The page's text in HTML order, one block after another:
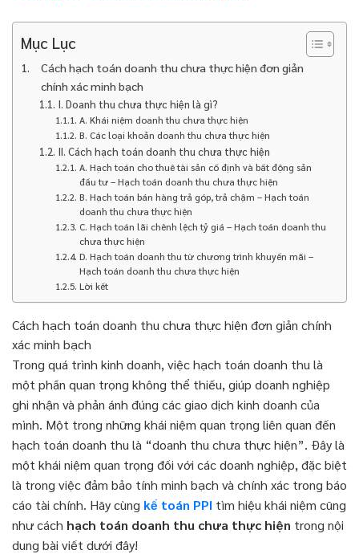
Mục Lục
Cách hạch toán doanh thu chưa thực hiện đơn giản
chính xác minh bạch
I. Doanh thu chưa thực hiện là gì?
A. Khái niệm doanh thu chưa thực hiện
B. Các loại khoản doanh thu chưa thực hiện
II. Cách hạch toán doanh thu chưa thực hiện
A. Hạch toán cho thuê tài sản cố định và bất động sản
đầu tư – Hạch toán doanh thu chưa thực hiện
B. Hạch toán bán hàng trả góp, trả chậm – Hạch toán
doanh thu chưa thực hiện
C. Hạch toán lãi chênh lệch tỷ giá – Hạch toán doanh thu
chưa thực hiện
D. Hạch toán doanh thu từ chương trình khuyến mãi –
Hạch toán doanh thu chưa thực hiện
Lời kết
Cách hạch toán doanh thu chưa thực hiện đơn giản chính
xác minh bạch
Trong quá trình kinh doanh, việc hạch toán doanh thu là
một phần quan trọng không thể thiếu, giúp doanh nghiệp
ghi nhận và phản ánh đúng các giao dịch kinh doanh của
mình. Một trong những khái niệm quan trọng liên quan đến
hạch toán doanh thu là “doanh thu chưa thực hiện”. Đây là
một khái niệm quan trọng đối với các doanh nghiệp, đặc biệt
là trong việc đảm bảo tính minh bạch và chính xác trong báo
cáo tài chính. Hãy cùng kế toán PPI tìm hiệu khái niệm cũng
như cách hạch toán doanh thu chưa thực hiện trong nội
dung bài viết dưới đây!